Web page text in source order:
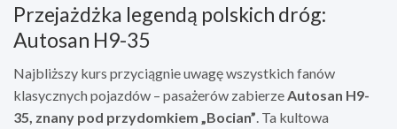
Przejażdżka legendą polskich dróg:
Autosan H9-35
Najbliższy kurs przyciągnie uwagę wszystkich fanów
klasycznych pojazdów – pasażerów zabierzeAutosan H9-
35, znany pod przydomkiem „Bocian”. Ta kultowa